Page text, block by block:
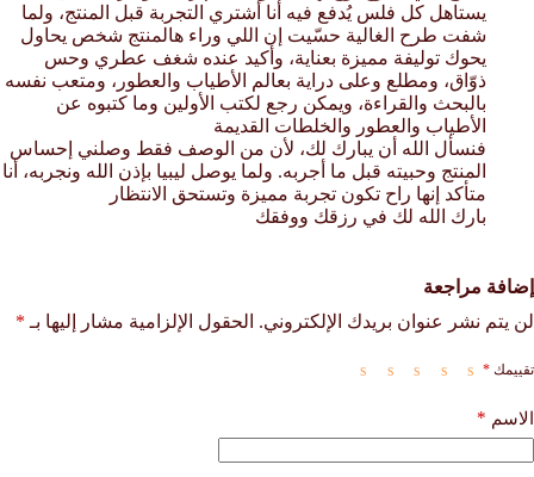
يستاهل كل فلس يُدفع فيه أنا أشتري التجربة قبل المنتج، ولما
شفت طرح الغالية حسّيت إن اللي وراء هالمنتج شخص يحاول
يحوك توليفة مميزة بعناية، وأكيد عنده شغف عطري وحس
ذوّاق، ومطلع وعلى دراية بعالم الأطياب والعطور، ومتعب نفسه
بالبحث والقراءة، ويمكن رجع لكتب الأولين وما كتبوه عن
الأطياب والعطور والخلطات القديمة
فنسأل الله أن يبارك لك، لأن من الوصف فقط وصلني إحساس
المنتج وحبيته قبل ما أجربه. ولما يوصل ليبيا بإذن الله ونجربه، أنا
متأكد إنها راح تكون تجربة مميزة وتستحق الانتظار
بارك الله لك في رزقك ووفقك
إضافة مراجعة
لن يتم نشر عنوان بريدك الإلكتروني. الحقول الإلزامية مشار إليها بـ *
تقييمك *
الاسم *